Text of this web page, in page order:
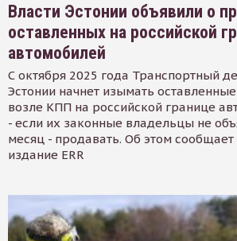
Власти Эстонии объявили о
оставленных на российской
автомобилей
С октября 2025 года Транспортный
Эстонии начнет изымать
возле КПП на российской границе
- если их законные владельцы не
месяц - продавать. Об этом сообщает
издание ERR